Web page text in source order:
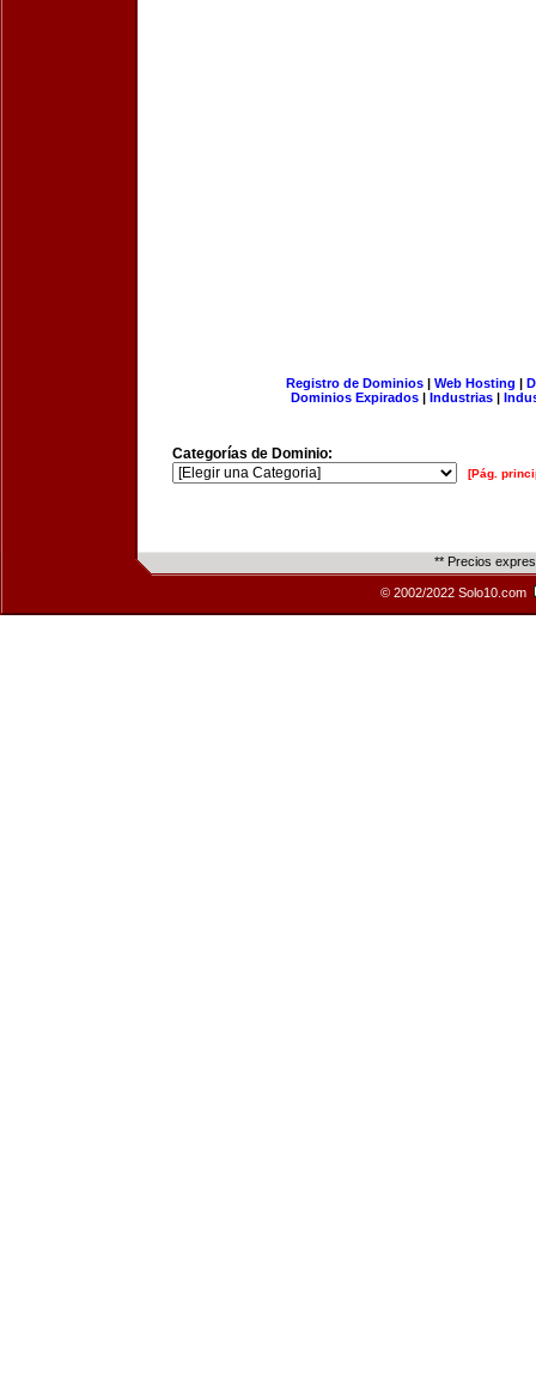
Registro de Dominios| Web Hosting |
Dominios Expirados | Industrias |
Categorías de Dominio:
[Pág.
** Precios
© 2002/2022 Solo10.com